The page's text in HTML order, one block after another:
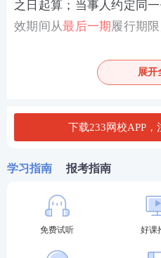
之日起算；当事人约定同
效期间从最后一期履行期
（6）未约定履行期限或者
权，依照《民法典》的规
行期限的，诉讼时效期间
务的宽限期届满之日起计
次向其主张权利之时明确
（7）请求他人不作为的债
义务人违反不作为义
展开
下载233网校APP
学习指南 报考指南
免费试听 好课